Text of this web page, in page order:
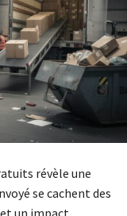
révèle une
se cachent des
un impact